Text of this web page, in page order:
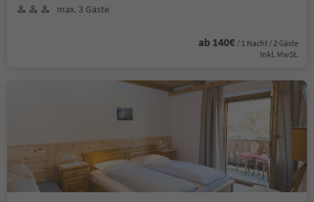
max. 3 Gäste
ab 140€ / 1 Nacht / 2 Gäste
Inkl. MwSt.